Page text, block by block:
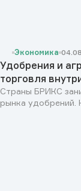
Экономика
Удобрения и
торговля
Страны БРИКС
рынка удобрений.